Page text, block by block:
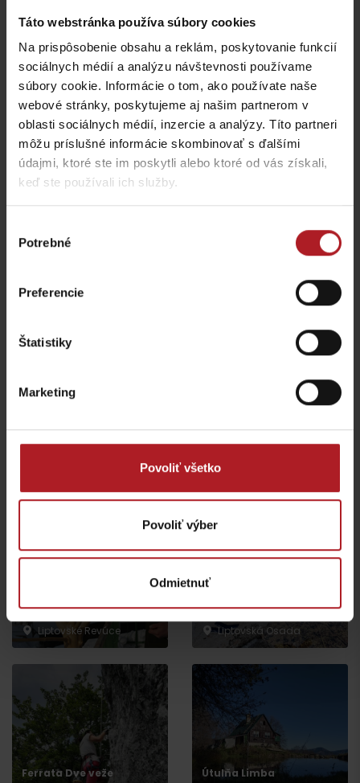
Táto webstránka používa súbory cookies
Na prispôsobenie obsahu a reklám, poskytovanie funkcií
sociálnych médií a analýzu návštevnosti používame
súbory cookie. Informácie o tom, ako používate naše
webové stránky, poskytujeme aj našim partnerom v
oblasti sociálnych médií, inzercie a analýzy. Títo partneri
môžu príslušné informácie skombinovať s ďalšími
údajmi, ktoré ste im poskytli alebo ktoré od vás získali,
keď ste používali ich služby.
súhlasu
Potrebné
Preferencie
Štatistiky
Marketing
Povoliť všetko
Povoliť výber
Odmietnuť
Koliba Liptov GOTHAL
Liptovská Osada
Reštaurácia Smrekovica
Ľubochňa
Koliba Bodega
Ružomberok -
Podsuchá
Partizánska Ľupča
Donovaly
záhrada
Liptovské Revúce
Korytnica
Liptovská Osada
Ferrata Dve veže
Útulňa Limba